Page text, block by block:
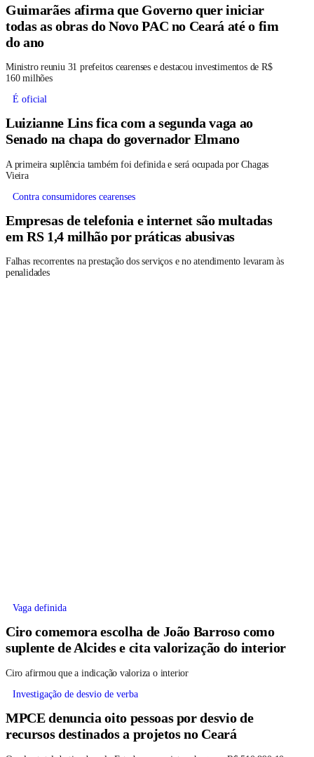
Guimarães afirma que Governo quer iniciar
todas as obras do Novo PAC no Ceará até o fim
do ano
Ministro reuniu 31 prefeitos cearenses e destacou investimentos de R$
160 milhões
É oficial
Luizianne Lins fica com a segunda vaga ao
Senado na chapa do governador Elmano
A primeira suplência também foi definida e será ocupada por Chagas
Vieira
Contra consumidores cearenses
Empresas de telefonia e internet são multadas
em RS 1,4 milhão por práticas abusivas
Falhas recorrentes na prestação dos serviços e no atendimento levaram às
penalidades
Vaga definida
Ciro comemora escolha de João Barroso como
suplente de Alcides e cita valorização do interior
Ciro afirmou que a indicação valoriza o interior
Investigação de desvio de verba
MPCE denuncia oito pessoas por desvio de
recursos destinados a projetos no Ceará